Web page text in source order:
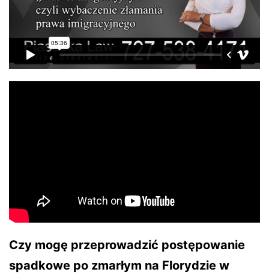
Czy mogę przeprowadzić postępowanie
spadkowe po zmarłym na Florydzie w